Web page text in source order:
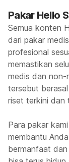
Pakar Hello
Semua konten
dari pakar
profesional
memastikan
medis dan non-
tersebut
riset terkini dan
Para pakar
membantu
bermanfaat